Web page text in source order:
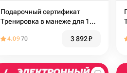
Подарочный сертификат
Тренировка в манеже для 1
(Московская область)
4.0970 3 892₽